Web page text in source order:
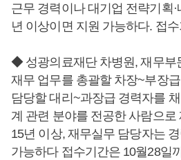
근무 경력이나 대기업 전략기획
년 이상이면 지원 가능하다. 접
◆ 성광의료재단 차병원, 재무부
재무 업무를 총괄할 차장~부장
담당할 대리~과장급 경력자를
계 관련 분야를 전공한 사람으로
15년 이상, 재무실무 담당자는
가능하다 접수기간은 10월28일